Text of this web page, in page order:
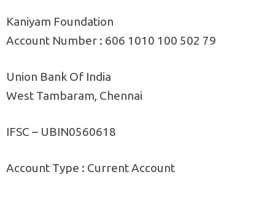
Kaniyam Foundation
Account Number : 606 1010 100 502 79
Union Bank Of India
West Tambaram, Chennai
IFSC – UBIN0560618
Account Type : Current Account